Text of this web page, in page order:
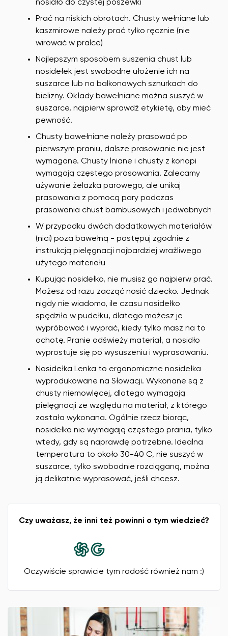
nosidło do czystej poszewki
Prać na niskich obrotach. Chusty wełniane lub
kaszmirowe należy prać tylko ręcznie (nie
wirować w pralce)
Najlepszym sposobem suszenia chust lub
nosidełek jest swobodne ułożenie ich na
suszarce lub na balkonowych sznurkach do
bielizny. Okłady bawełniane można suszyć w
suszarce, najpierw sprawdź etykietę, aby mieć
pewność.
Chusty bawełniane należy prasować po
pierwszym praniu, dalsze prasowanie nie jest
wymagane. Chusty lniane i chusty z konopi
wymagają częstego prasowania. Zalecamy
używanie żelazka parowego, ale unikaj
prasowania z pomocą pary podczas
prasowania chust bambusowych i jedwabnych
W przypadku dwóch dodatkowych materiałów
(nici) poza bawełną - postępuj zgodnie z
instrukcją pielęgnacji najbardziej wrażliwego
użytego materiału
Kupując nosidełko, nie musisz go najpierw prać.
Możesz od razu zacząć nosić dziecko. Jednak
nigdy nie wiadomo, ile czasu nosidełko
spędziło w pudełku, dlatego możesz je
wypróbować i wyprać, kiedy tylko masz na to
ochotę. Pranie odświeży materiał, a nosidło
wyprostuje się po wysuszeniu i wyprasowaniu.
Nosidełka Lenka to ergonomiczne nosidełka
wyprodukowane na Słowacji. Wykonane są z
chusty niemowlęcej, dlatego wymagają
pielęgnacji ze względu na materiał, z którego
została wykonana. Ogólnie rzecz biorąc,
nosidełka nie wymagają częstego prania, tylko
wtedy, gdy są naprawdę potrzebne. Idealna
temperatura to około 30-40 C, nie suszyć w
suszarce, tylko swobodnie rozciąganą, można
ją delikatnie wyprasować, jeśli chcesz.
Czy uważasz, że inni też powinni o tym wiedzieć?
Oczywiście sprawicie tym radość również nam :)